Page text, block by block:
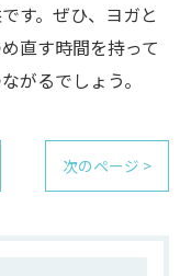
す。ぜひ、ヨガと
直す時間を持って
がるでしょう。
次のページ >